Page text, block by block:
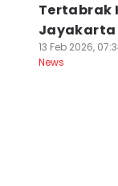
Tertabrak
Jayakarta
13 Feb 2026,
News